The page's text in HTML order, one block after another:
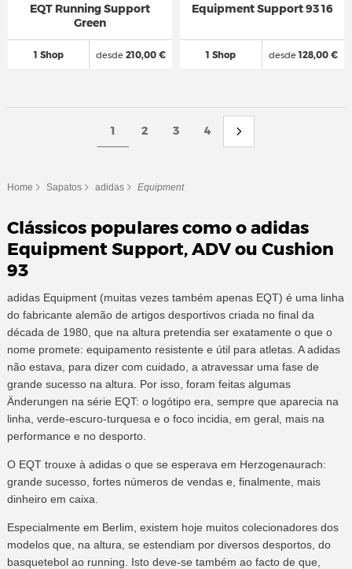
EQT Running Support
Green
1 Shop desde210,00 €
Equipment Support 93 16
1 Shop desde128,00 €
1 2 3 4
Home Sapatos adidas Equipment
Clássicos populares como o adidas
Equipment Support, ADV ou Cushion
93
adidas Equipment (muitas vezes também apenas EQT) é uma linha
do fabricante alemão de artigos desportivos criada no final da
década de 1980, que na altura pretendia ser exatamente o que o
nome promete: equipamento resistente e útil para atletas. A adidas
não estava, para dizer com cuidado, a atravessar uma fase de
grande sucesso na altura. Por isso, foram feitas algumas
Änderungen na série EQT: o logótipo era, sempre que aparecia na
linha, verde-escuro-turquesa e o foco incidia, em geral, mais na
performance e no desporto.
O EQT trouxe à adidas o que se esperava em Herzogenaurach:
grande sucesso, fortes números de vendas e, finalmente, mais
dinheiro em caixa.
Especialmente em Berlim, existem hoje muitos colecionadores dos
modelos que, na altura, se estendiam por diversos desportos, do
basquetebol ao running. Isto deve-se também ao facto de que,